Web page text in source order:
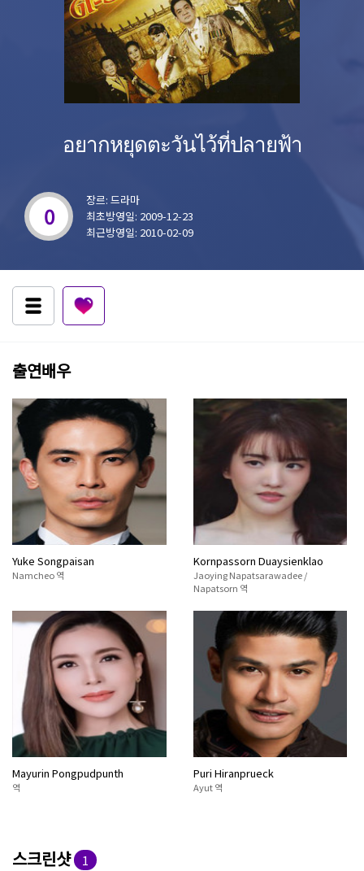
อยากหยุดตะวันไว้ที่ปลายฟ้า
0
장르: 드라마
최초방영일: 2009-12-23
최근방영일: 2010-02-09
출연배우
Yuke Songpaisan
Namcheo 역
Kornpassorn Duaysienklao
Jaoying Napatsarawadee /
Napatsorn 역
Mayurin Pongpudpunth
역
Puri Hiranprueck
Ayut 역
스크린샷 1